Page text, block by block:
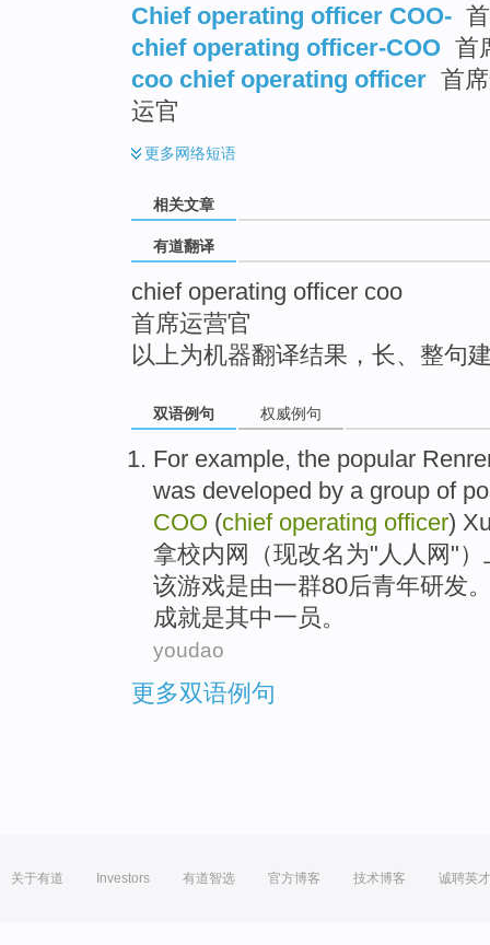
Chief operating officer COO-
chief operating officer-COO 首
coo chief operating officer 首
运官
更多网络短语
相关文章
有道翻译
chief operating officer coo
首席运营官
以上为机器翻译结果，长、整句
双语例句 权威例句
For example, the popular
was developed by a group of
COO (chief operating officer)
拿校内网（现改名为"人人网"）
该游戏是由一群80后青年研发
成就是其中一员。
youdao
更多双语例句
关于有道 Investors 有道智选 官方博客 技术博客 诚聘英才